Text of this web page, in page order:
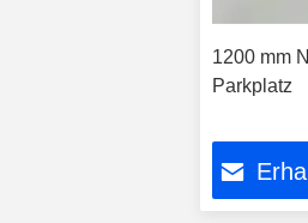
1200 mm
Parkplatz